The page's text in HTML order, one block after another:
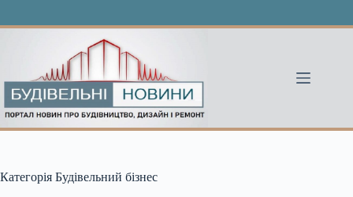
Категорія Будівельний бізнес